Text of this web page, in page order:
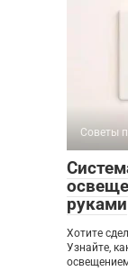
Советы
руками
Хотите
Узнайте,